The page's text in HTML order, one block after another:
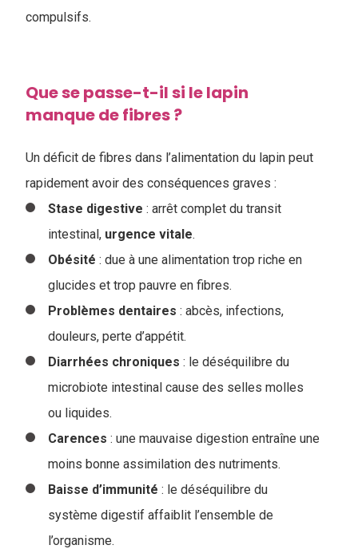
compulsifs.
Que se passe-t-il si le lapin
manque de fibres ?
Un déficit de fibres dans l’alimentation du lapin peut
rapidement avoir des conséquences graves :
Stase digestive : arrêt complet du transit
intestinal, urgence vitale.
Obésité : due à une alimentation trop riche en
glucides et trop pauvre en fibres.
Problèmes dentaires : abcès, infections,
douleurs, perte d’appétit.
Diarrhées chroniques : le déséquilibre du
microbiote intestinal cause des selles molles
ou liquides.
Carences : une mauvaise digestion entraîne une
moins bonne assimilation des nutriments.
Baisse d’immunité : le déséquilibre du
système digestif affaiblit l’ensemble de
l’organisme.